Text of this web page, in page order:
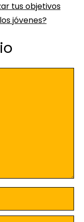
tus objetivos
jóvenes?